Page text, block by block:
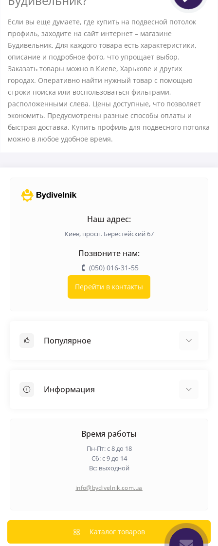
Если вы еще думаете, где купить на подвесной потолок
профиль, заходите на сайт интернет – магазине
Будивельник. Для каждого товара есть характеристики,
описание и подробное фото, что упрощает выбор.
Заказать товары можно в Киеве, Харькове и других
городах. Оперативно найти нужный товар с помощью
строки поиска или воспользоваться фильтрами,
расположенными слева. Цены доступные, что позволяет
экономить. Предусмотрены разные способы оплаты и
быстрая доставка. Купить профиль для подвесного потолка
можно в любое удобное время.
Наш адрес:
Киев, просп. Берестейский 67
Позвоните нам:
(050) 016-31-55
Перейти в контакты
Популярное
Самовыравнивающая смесь
Информация
Политика конфиденциальности
Время работы
Пн-Пт: с 8 до 18
Сб: с 9 до 14
Вс: выходной
info@bydivelnik.com.ua
Каталог товаров